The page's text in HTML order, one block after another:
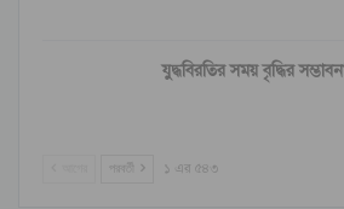
যুদ্ধবিরতির সময় বৃদ্ধির
পরবর্তী ১ এর ৫৪৩